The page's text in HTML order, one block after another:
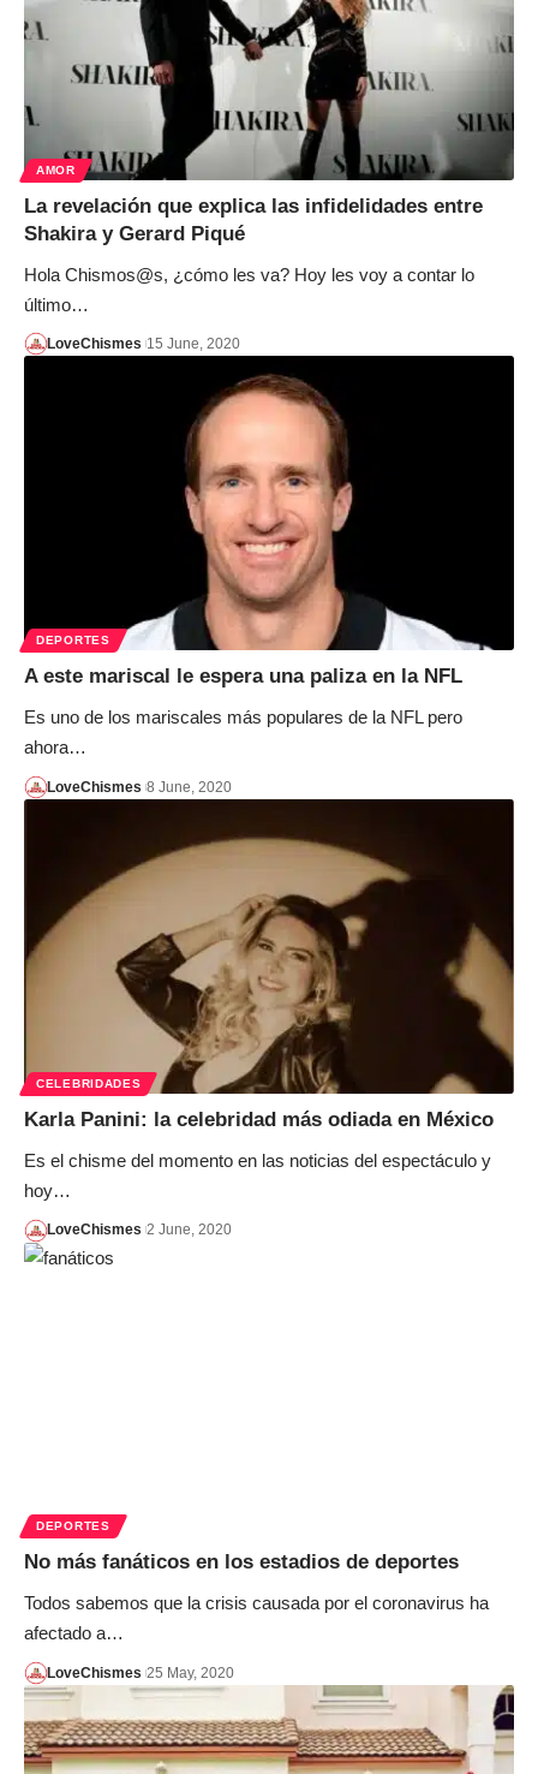
AMOR
La revelación que explica las infidelidades entre
Shakira y Gerard Piqué
Hola Chismos@s, ¿cómo les va? Hoy les voy a contar lo
último…
LoveChismes 15 June, 2020
DEPORTES
A este mariscal le espera una paliza en la NFL
Es uno de los mariscales más populares de la NFL pero
ahora…
LoveChismes 8 June, 2020
CELEBRIDADES
Karla Panini: la celebridad más odiada en México
Es el chisme del momento en las noticias del espectáculo y
hoy…
LoveChismes 2 June, 2020
DEPORTES
No más fanáticos en los estadios de deportes
Todos sabemos que la crisis causada por el coronavirus ha
afectado a…
LoveChismes 25 May, 2020